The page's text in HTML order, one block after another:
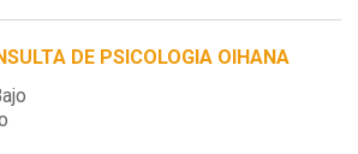
DE PSICOLOGIA OIHANA